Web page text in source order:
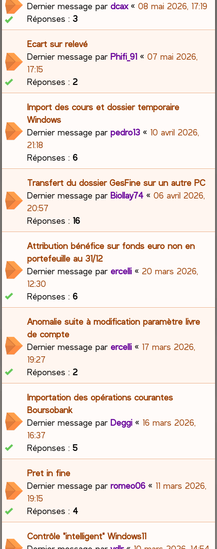
Dernier message pardcax«08 mai 2026, 17:19
Réponses :3
Ecart sur relevé
Dernier message parPhifi_91 «07 mai 2026,
17:15
Réponses :2
Import des cours et dossier temporaire
Windows
Dernier message parpedro13 « 10 avril 2026,
21:18
Réponses :6
Transfert du dossier GesFine sur un autre PC
Dernier message parBiollay74 «06 avril 2026,
20:57
Réponses :16
Attribution bénéfice sur fonds euro non en
portefeuille au 31/12
Dernier message par ercelli «20 mars 2026,
12:30
Réponses :6
Anomalie suite à modification paramètre livre
de compte
Dernier message par ercelli « 17 mars 2026,
19:27
Réponses :2
Importation des opérations courantes
Boursobank
Dernier message parDeggi « 16 mars 2026,
16:37
Réponses :5
Pret in fine
Dernier message parromeo06 « 11 mars 2026,
19:15
Réponses : 4
Contrôle "intelligent" Windows11